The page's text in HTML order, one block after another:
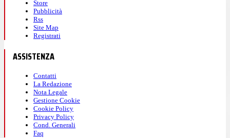
Store
Pubblicità
Rss
Site Map
Registrati
ASSISTENZA
Contatti
La Redazione
Nota Legale
Gestione Cookie
Cookie Policy
Privacy Policy
Cond. Generali
Faq